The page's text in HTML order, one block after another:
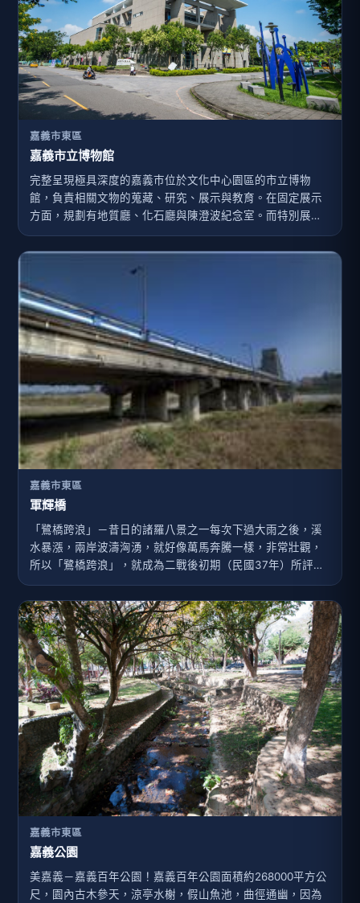
嘉義市東區
嘉義市立博物館
完整呈現極具深度的嘉義巿位於文化中心園區的市立博物
館，負責相關文物的蒐藏、研究、展示與教育。在固定展示
方面，規劃有地質廳、化石廳與陳澄波紀念室。而特別展示
空間三處，不定期換檔展出，另設置交趾陶工坊與研習教
室，以符需求。嘉義市立博物館以在地的「地質、化石、美
術」為主軸，探索嘉義位於北回歸線的科學定義與飄移變
化，以及介紹相關山脈與地震；美術廳設有前輩畫家陳澄波
紀念區，並策畫當代藝術主題；化石廳主要展示嘉義出土的
海生及陸生生物化石。．開放時間週二至週日上午9：00～
17：00
嘉義市東區
軍輝橋
「鷺橋跨浪」－昔日的諸羅八景之一每次下過大雨之後，溪
水暴漲，兩岸波濤洶湧，就好像萬馬奔騰一樣，非常壯觀，
所以「鷺橋跨浪」，就成為二戰後初期（民國37年）所評定
的諸羅八景之一了。白鷺橋在建成之後，不但便利了兩岸居
民的交通，也逐漸成為嘉義市通往阿里山交通的主要橋樑，
行人車輛來往急速的增加。．「軍輝橋」橋名的由來後來白
鷺橋在民國四十八年八月七日的大水災中（俗稱八七水
災），被洪水沖毀了。然後由當時駐防的國軍官兵擔任重建
的工作，最後終於在民國四十九年完工通車，當時為了紀
念、感念國軍官兵的辛勞，才將「白鷺橋」改名為「軍輝
橋」，這就是軍輝橋橋名的由來。參考資料：嘉義縣志－卷
一土地誌嘉義市文獻第八期－八掌溪義渡碑區簡介．歷史小
百科．於昭和八年(1933年)的時候（此時為日治時期），由
嘉義市役所在這裡新建了一座水泥橋，全長有五百多尺，高
七丈多，兩旁設有欄杆，而且橋身全都漆成白灰色的，遠遠
看去，就好像是...
嘉義市東區
嘉義公園
美嘉義－嘉義百年公園！嘉義百年公園面積約268000平方公
尺，園內古木參天，涼亭水榭，假山魚池，曲徑通幽，因為